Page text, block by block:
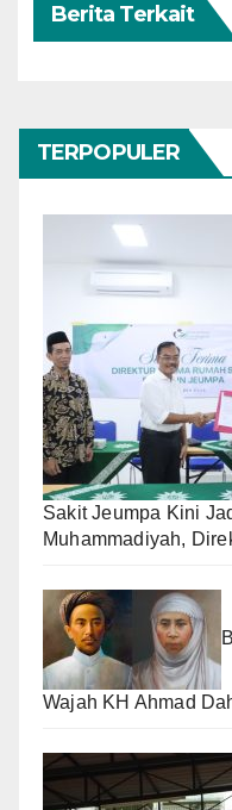
Berita Terkait
TERPOPULER
Sakit Jeumpa Kini
Muhammadiyah,
Wajah KH Ahmad